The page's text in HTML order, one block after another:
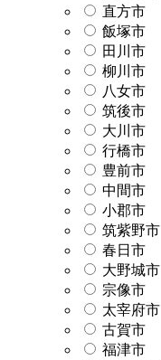
直方市
飯塚市
田川市
柳川市
八女市
筑後市
大川市
行橋市
豊前市
中間市
小郡市
筑紫野市
春日市
大野城市
宗像市
太宰府市
古賀市
福津市